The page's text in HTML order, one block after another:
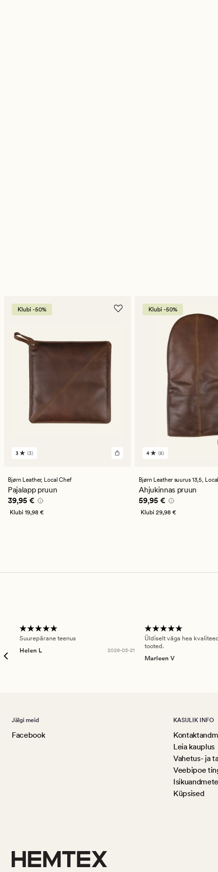
Klubi -50%
3
hinnanguga
3
3 (3)
Bjørn Leather, Local Chef
Pajalapp pruun
Pris_ee 39,95 €
39,95 €
Klubi 19,98 €
Klubi -50%
8
hinnanguga
4
4 (8)
Bjørn Leather suurus 13,5,
Ahjukinnas pruun
Pris_ee 59,95 €
59,95 €
Klubi29,98 €
Suurepärane teenus
Helen L
2026-05-21
Üldiselt väga hea
tooted.
Marleen V
Jälgi meid
Facebook
KASULIK INFO
Leia kauplus
Vahetus- ja
Veebipoe
Küpsised